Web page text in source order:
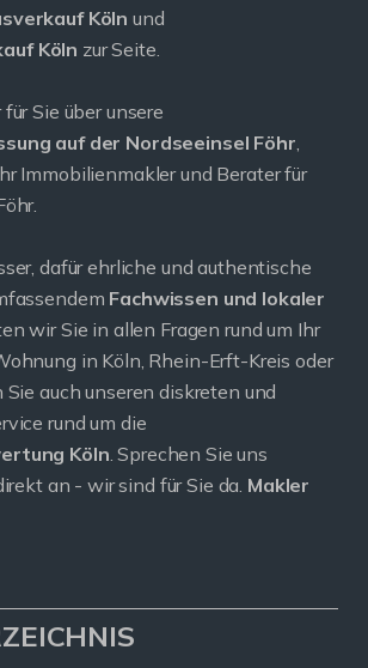
Köln und
Köln zur Seite.
Sie über unsere
auf der Nordseeinsel Föhr,
Immobilienmakler und Berater für
dafür ehrliche und authentische
Fachwissen und lokaler
wir Sie in allen Fragen rund um Ihr
in Köln, Rhein-Erft-Kreis oder
Sie auch unseren diskreten und
rund um die
Köln. Sprechen Sie uns
an - wir sind für Sie da. Makler